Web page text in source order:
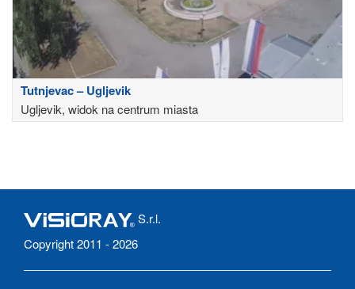
Tutnjevac – Ugljevik
Ugljevik, widok na centrum miasta
S.r.l.
Copyright 2011 - 2026